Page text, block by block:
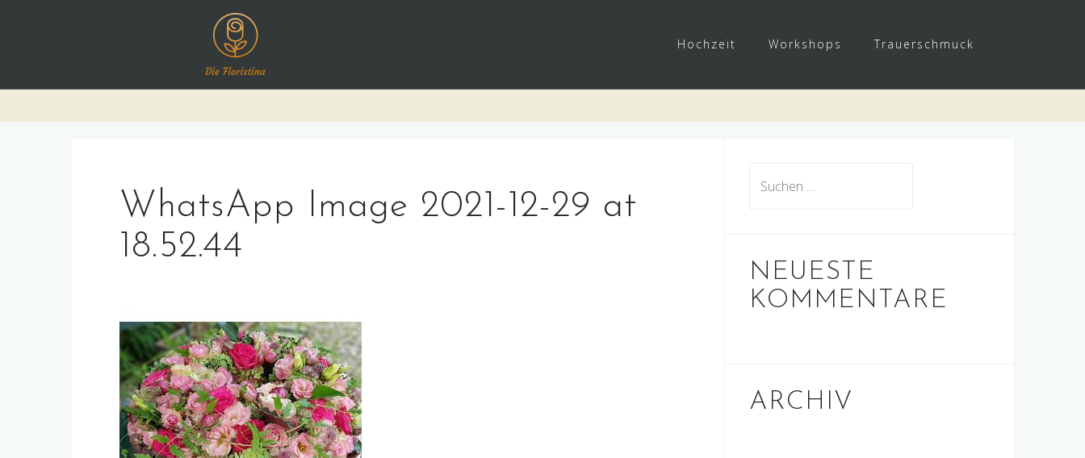
Hochzeit Workshops Trauerschmuck
WhatsApp Image 2021-12-29 at
18.52.44
NEUESTE
KOMMENTARE
ARCHIV